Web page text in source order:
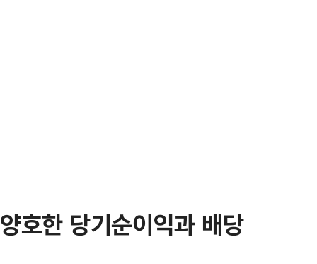
양호한 당기순이익과 배당